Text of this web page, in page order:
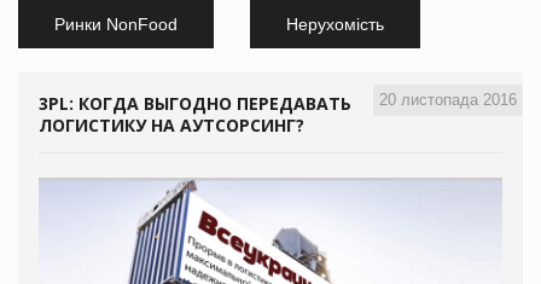
Ринки NonFood Нерухомість
20 листопада 2016
3PL: КОГДА ВЫГОДНО ПЕРЕДАВАТЬ
ЛОГИСТИКУ НА АУТСОРСИНГ?